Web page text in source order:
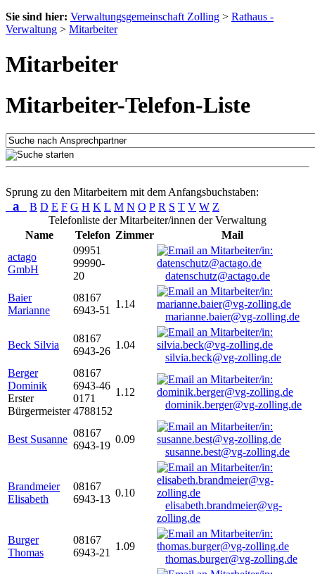
Sie sind hier: Verwaltungsgemeinschaft Zolling > Rathaus -
Verwaltung > Mitarbeiter
Mitarbeiter
Mitarbeiter-Telefon-Liste
Sprung zu den Mitarbeitern mit dem Anfangsbuchstaben:
a B D E F G H K L M N O P R S T V W Z
Telefonliste der Mitarbeiter/innen der Verwaltung
Name
Telefon Zimmer
Mail
actago
GmbH
09951
99990-
20
datenschutz@actago.de
Baier
Marianne
08167
6943-51
1.14
marianne.baier@vg-zolling.de
Beck Silvia
08167
6943-26
1.04
silvia.beck@vg-zolling.de
Berger
Dominik
Erster
Bürgermeister
08167
6943-46
0171
4788152
1.12
dominik.berger@vg-zolling.de
Best Susanne
08167
6943-19
0.09
susanne.best@vg-zolling.de
Brandmeier
Elisabeth
08167
6943-13
0.10
elisabeth.brandmeier@vg-
zolling.de
Burger
Thomas
08167
6943-21
1.09
thomas.burger@vg-zolling.de